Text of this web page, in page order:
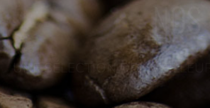
UNE SÉLECTION DES